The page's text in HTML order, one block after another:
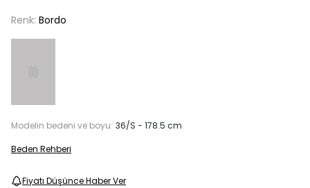
Renk: Bordo
Modelin bedeni ve boyu: 36/S - 178.5 cm
Beden Rehberi
Fiyatı Düşünce Haber Ver